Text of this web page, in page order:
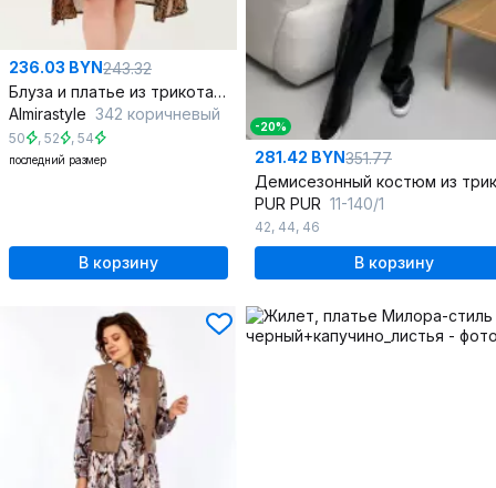
236.03 BYN243.32
Блуза и платье из трикотажа и эко-кожи с разрезами летний комплект
Almirastyle 342 коричневый
50 , 52 , 54
последний размер
В корзину
-20%
281.42 BYN351.77
PUR PUR 11-140/1
42, 44, 46
В корзину